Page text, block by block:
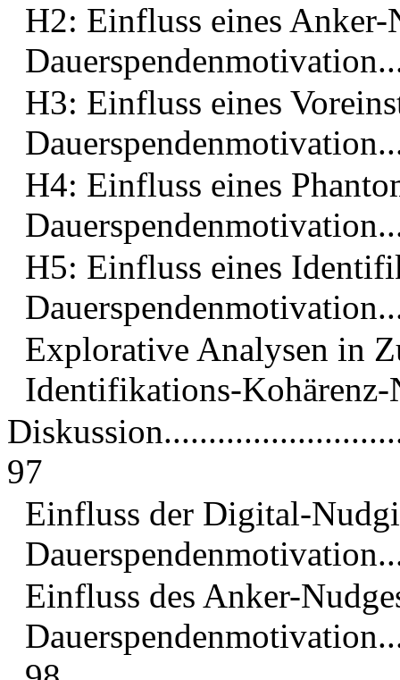
H2: Einfluss eines Anker-
H3: Einfluss eines
H4: Einfluss eines
H5: Einfluss eines
Explorative Analysen in
Identifikations-
97
Einfluss der Digital-
Einfluss des Anker-